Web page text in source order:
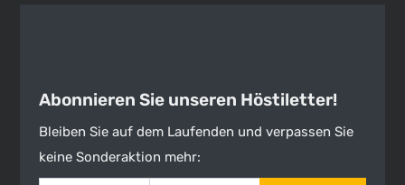
Abonnieren Sie unseren Höstiletter!
Bleiben Sie auf dem Laufenden und verpassen Sie
keine Sonderaktion mehr: